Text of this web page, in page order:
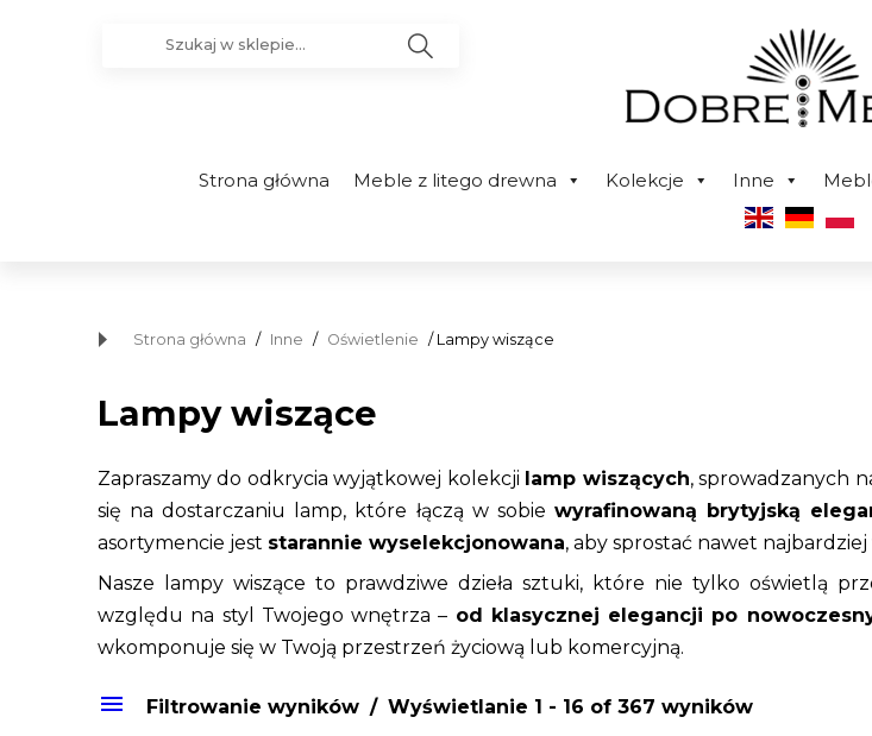
Strona główna Meble z litego drewna Kolekcje Inne
Strona główna / Inne / Oświetlenie / Lampy wiszące
Lampy wiszące
Zapraszamy do odkrycia wyjątkowej kolekcji lamp wiszących, sprowadzanych
się na dostarczaniu lamp, które łączą w sobie wyrafinowaną brytyjską
asortymencie jest starannie wyselekcjonowana, aby sprostać nawet
Nasze lampy wiszące to prawdziwe dzieła sztuki, które nie tylko oświetlą
względu na styl Twojego wnętrza – od klasycznej elegancji po
wkomponuje się w Twoją przestrzeń życiową lub komercyjną.
Filtrowanie wyników Wyświetlanie 1 - 16 of 367 wyników